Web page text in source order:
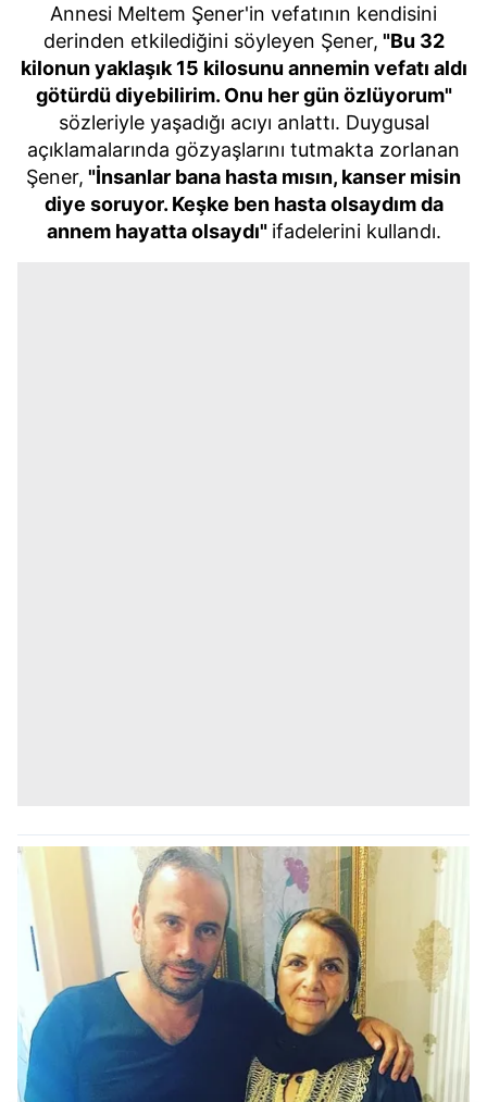
Annesi Meltem Şener'in vefatının kendisini
derinden etkilediğini söyleyen Şener, "Bu 32
kilonun yaklaşık 15 kilosunu annemin vefatı aldı
götürdü diyebilirim. Onu her gün özlüyorum"
sözleriyle yaşadığı acıyı anlattı. Duygusal
açıklamalarında gözyaşlarını tutmakta zorlanan
Şener, "İnsanlar bana hasta mısın, kanser misin
diye soruyor. Keşke ben hasta olsaydım da
annem hayatta olsaydı" ifadelerini kullandı.